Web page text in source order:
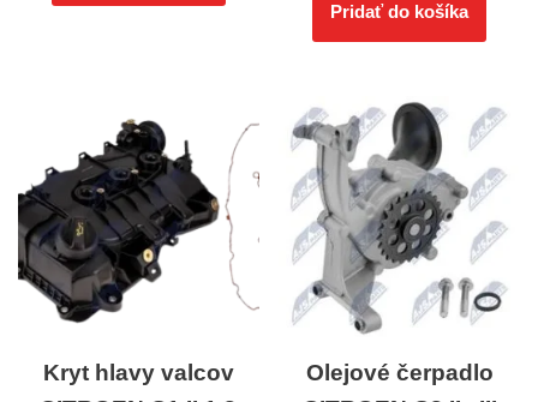
Pridať do košíka
Kryt hlavy valcov
Olejové čerpadlo